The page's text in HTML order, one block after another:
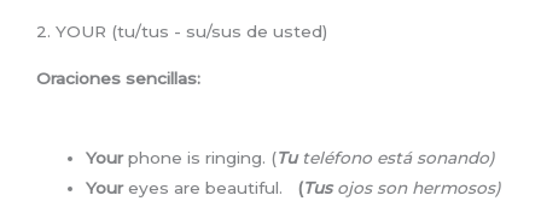
2. YOUR (tu/tus - su/sus de usted)
Oraciones sencillas:
Yourphone is ringing. (Tuteléfono está sonando)
Youreyes are beautiful. (Tusojos son hermosos)